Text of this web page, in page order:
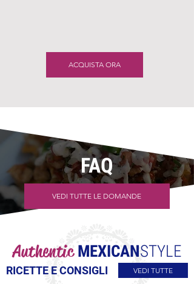
ACQUISTA ORA
FAQ
VEDI TUTTE LE DOMANDE
AuthenticMEXICANSTYLE
RICETTE E CONSIGLI VEDI TUTTE